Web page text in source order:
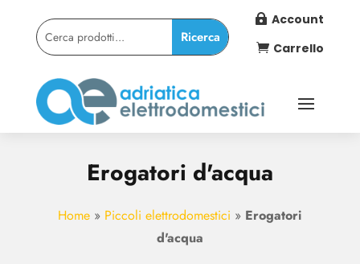
 Account
 Carrello
Erogatori d'acqua
Home » Piccoli elettrodomestici » Erogatori
d'acqua